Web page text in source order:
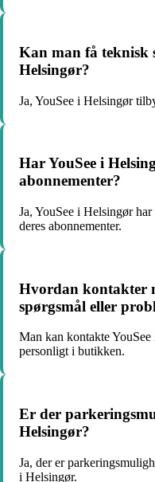
Kan man få teknisk
Helsingør?
Ja, YouSee i Helsingør
Har YouSee i
abonnementer?
Ja, YouSee i Helsingør
deres abonnementer.
Hvordan kontakter
spørgsmål eller
Man kan kontakte
personligt i butikken.
Er der
Helsingør?
Ja, der er
i Helsingør.